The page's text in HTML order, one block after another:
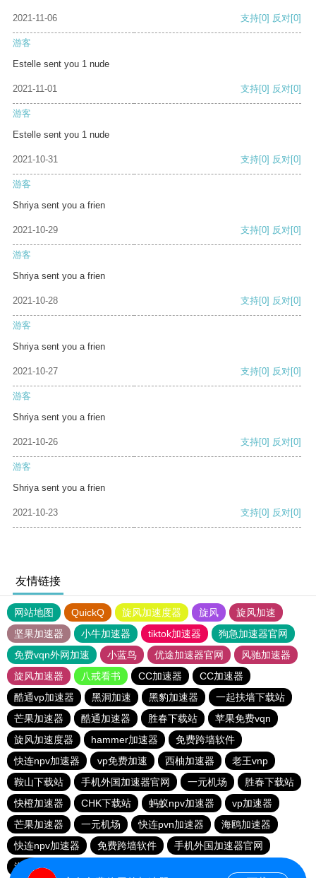
2021-11-06 支持[0] 反对[0]
游客
Estelle sent you 1 nude
2021-11-01 支持[0] 反对[0]
游客
Estelle sent you 1 nude
2021-10-31 支持[0] 反对[0]
游客
Shriya sent you a frien
2021-10-29 支持[0] 反对[0]
游客
Shriya sent you a frien
2021-10-28 支持[0] 反对[0]
游客
Shriya sent you a frien
2021-10-27 支持[0] 反对[0]
游客
Shriya sent you a frien
2021-10-26 支持[0] 反对[0]
游客
Shriya sent you a frien
2021-10-23 支持[0] 反对[0]
友情链接
网站地图 QuickQ 旋风加速度器 旋风
旋风加速
坚果加速器
小牛加速器 tiktok加速器
狗急加速器官网
免费vqn外网加速
小蓝鸟 优途加速器官网
风驰加速器
旋风加速器
八戒看书 CC加速器
CC加速器
酷通vp加速器
黑洞加速 黑豹加速器
一起扶墙下载站
芒果加速器
酷通加速器 胜春下载站
苹果免费vqn
旋风加速度器
hammer加速器
免费跨墙软件
快连npv加速器
vp免费加速 西柚加速器
老王vnp
鞍山下载站
手机外国加速器官网 一元机场
胜春下载站
快橙加速器
CHK下载站 蚂蚁npv加速器
vp加速器
芒果加速器
一元机场 快连pvn加速器
海鸥加速器
快连npv加速器
免费跨墙软件
手机外国加速器官网
海鸥加速器